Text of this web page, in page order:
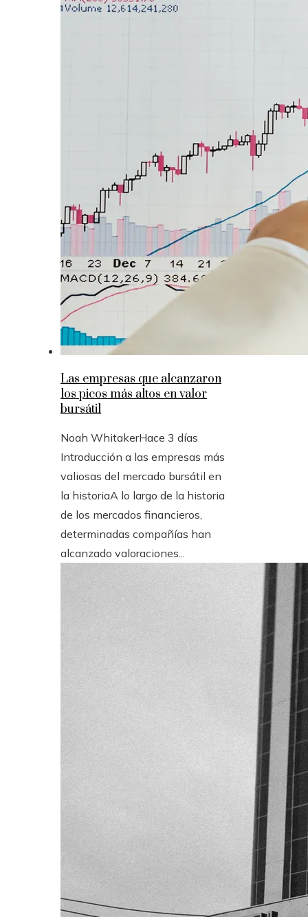
Las empresas que alcanzaron
los picos más altos en valor
bursátil
Noah WhitakerHace 3 días
Introducción a las empresas más
valiosas del mercado bursátil en
la historiaA lo largo de la historia
de los mercados financieros,
determinadas compañías han
alcanzado valoraciones...